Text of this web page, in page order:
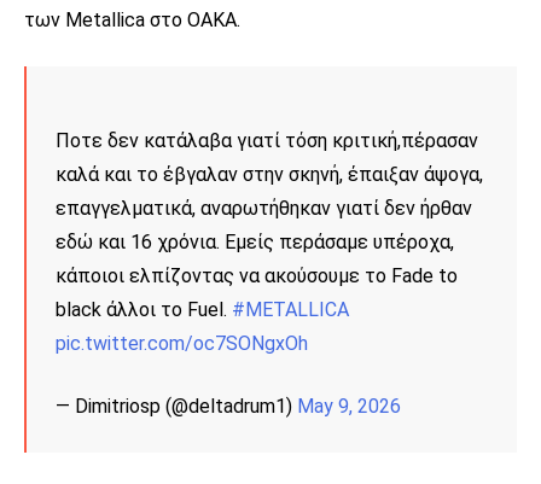
των Metallica στο ΟΑΚΑ.
Ποτε δεν κατάλαβα γιατί τόση κριτική,πέρασαν
καλά και το έβγαλαν στην σκηνή, έπαιξαν άψογα,
επαγγελματικά, αναρωτήθηκαν γιατί δεν ήρθαν
εδώ και 16 χρόνια. Εμείς περάσαμε υπέροχα,
κάποιοι ελπίζοντας να ακούσουμε το Fade to
black άλλοι το Fuel. #METALLICA
pic.twitter.com/oc7SONgxOh
— Dimitriosp (@deltadrum1) May 9, 2026